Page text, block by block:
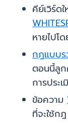
คีย์เวิร์ด
หายไปโ
กฎแบบ
ตอนนี้ลูก
การประ
ข้อความ
ที่จะใช้กฎ